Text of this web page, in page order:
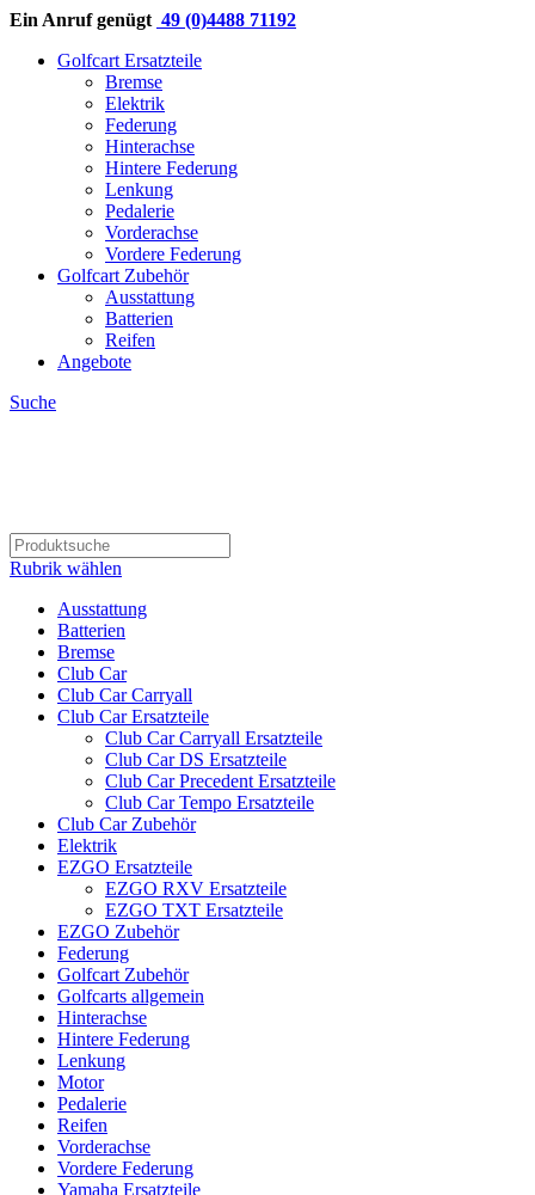
Ein Anruf genügt 49 (0)4488 71192
Golfcart Ersatzteile
Bremse
Elektrik
Federung
Hinterachse
Hintere Federung
Lenkung
Pedalerie
Vorderachse
Vordere Federung
Golfcart Zubehör
Ausstattung
Batterien
Reifen
Angebote
Suche
Rubrik wählen
Ausstattung
Batterien
Bremse
Club Car
Club Car Carryall
Club Car Ersatzteile
Club Car Carryall Ersatzteile
Club Car DS Ersatzteile
Club Car Precedent Ersatzteile
Club Car Tempo Ersatzteile
Club Car Zubehör
Elektrik
EZGO Ersatzteile
EZGO RXV Ersatzteile
EZGO TXT Ersatzteile
EZGO Zubehör
Federung
Golfcart Zubehör
Golfcarts allgemein
Hinterachse
Hintere Federung
Lenkung
Motor
Pedalerie
Reifen
Vorderachse
Vordere Federung
Yamaha Ersatzteile